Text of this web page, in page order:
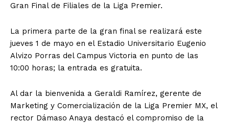
Gran Final de Filiales de la Liga Premier.
La primera parte de la gran final se realizará este
jueves 1 de mayo en el Estadio Universitario Eugenio
Alvizo Porras del Campus Victoria en punto de las
10:00 horas; la entrada es gratuita.
Al dar la bienvenida a Geraldi Ramírez, gerente de
Marketing y Comercialización de la Liga Premier MX, el
rector Dámaso Anaya destacó el compromiso de la